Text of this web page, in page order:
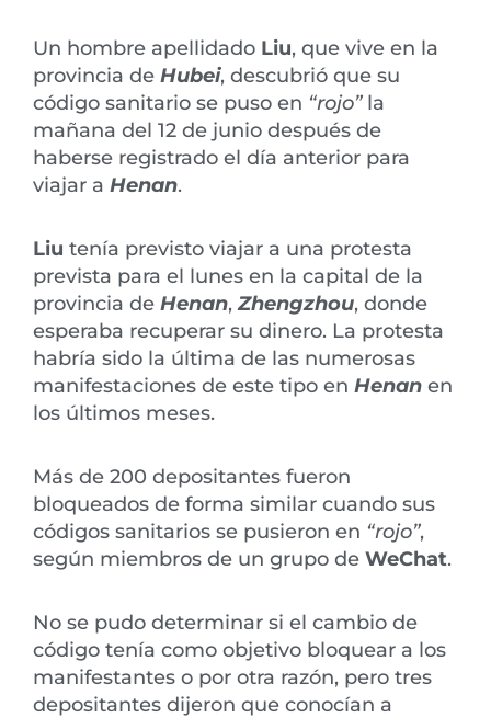
Un hombre apellidado Liu, que vive en la
provincia de Hubei, descubrió que su
código sanitario se puso en “rojo” la
mañana del 12 de junio después de
haberse registrado el día anterior para
viajar a Henan.
Liu tenía previsto viajar a una protesta
prevista para el lunes en la capital de la
provincia de Henan,Zhengzhou, donde
esperaba recuperar su dinero. La protesta
habría sido la última de las numerosas
manifestaciones de este tipo en Henan en
los últimos meses.
Más de 200 depositantes fueron
bloqueados de forma similar cuando sus
códigos sanitarios se pusieron en “rojo”,
según miembros de un grupo de WeChat.
No se pudo determinar si el cambio de
código tenía como objetivo bloquear a los
manifestantes o por otra razón, pero tres
depositantes dijeron que conocían a